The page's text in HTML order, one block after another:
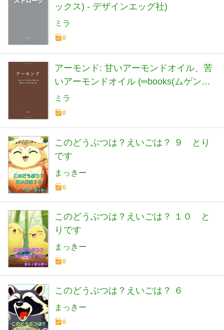
ックス) - デザインエッグ社)
ミラ
0
アーモンド: 甘いアーモンドオイル、苦
いアーモンドオイル (∞books(ムゲンブ
ックス) - デザインエッグ社)
ミラ
0
このどうぶつは？えいごは？ ９ とり
です
まっきー
0
このどうぶつは？えいごは？ １０ と
りです
まっきー
0
このどうぶつは？えいごは？ ６
まっきー
0